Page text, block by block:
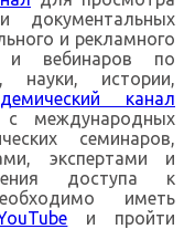
документальных
и рекламного
и вебинаров по
науки, истории,
канал
с международных
семинаров,
экспертами и
доступа к
иметь
и пройти